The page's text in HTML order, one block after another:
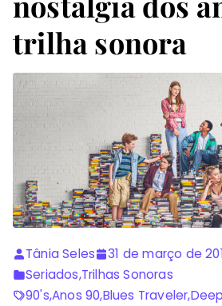
trilha sonora
Tânia Seles
31 de março de
Seriados,Trilhas Sonoras
90's,Anos 90,Blues Traveler,